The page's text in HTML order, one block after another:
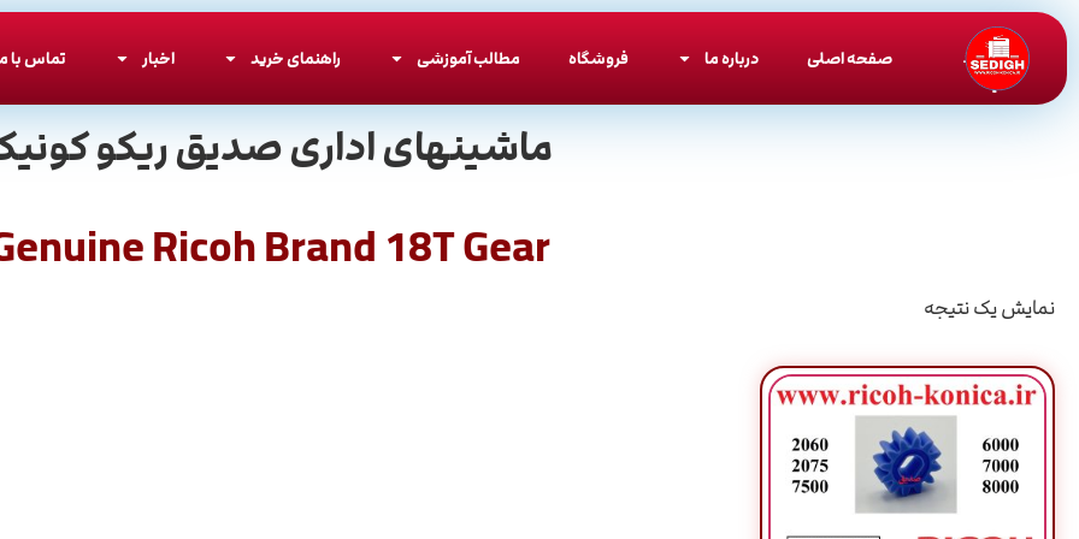
صفحه اصلی درباره ما فروشگاه مطالب آموزشی راهنمای خرید اخبار تماس با
ماشینهای اداری صدیق ریکو
Ricoh Brand 18T Gear
نمایش یک نتیجه